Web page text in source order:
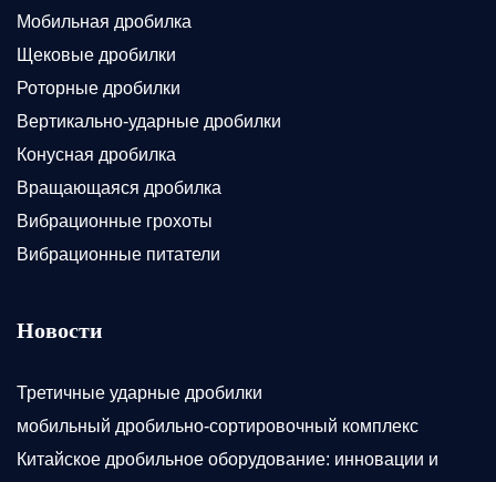
Мобильная дробилка
Щековые дробилки
Роторные дробилки
Вертикально-ударные дробилки
Конусная дробилка
Вращающаяся дробилка
Вибрационные грохоты
Вибрационные питатели
Новости
Третичные ударные дробилки
мобильный дробильно-сортировочный комплекс
Китайское дробильное оборудование: инновации и